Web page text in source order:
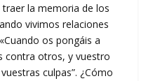
la memoria de los
vivimos relaciones
os pongáis a
contra otros, y vuestro
culpas”. ¿Cómo